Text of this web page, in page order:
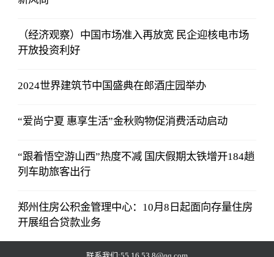
（经济观察）中国市场准入再放宽 民企迎核电市场
开放投资利好
2024世界建筑节中国盛典在郎酒庄园举办
“爱尚宁夏 惠享生活”金秋购物促消费活动启动
“跟着悟空游山西”热度不减 国庆假期太铁增开184趟
列车助旅客出行
郑州住房公积金管理中心：10月8日起面向存量住房
开展组合贷款业务